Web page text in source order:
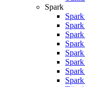
Spark